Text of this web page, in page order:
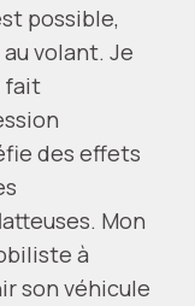
possible,
volant. Je
fait
des effets
Mon
à
son véhicule